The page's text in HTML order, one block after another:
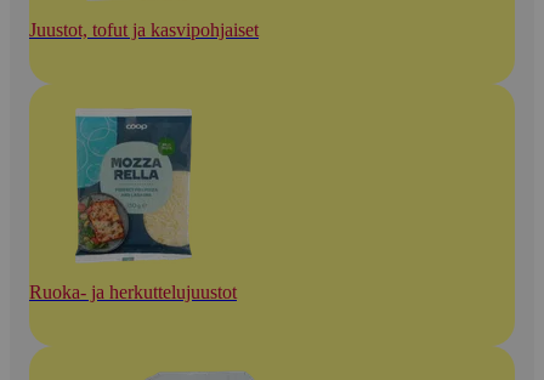
Juustot, tofut ja kasvipohjaiset
Ruoka- ja herkuttelujuustot